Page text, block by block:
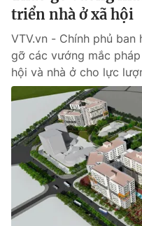
triển nhà ở xã hội
VTV.vn - Chính phủ
gỡ các vướng mắc
hội và nhà ở cho lực